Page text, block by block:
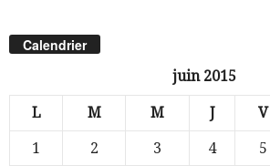
Calendrier
juin 2015
L M M J V
1 2 3 4 5